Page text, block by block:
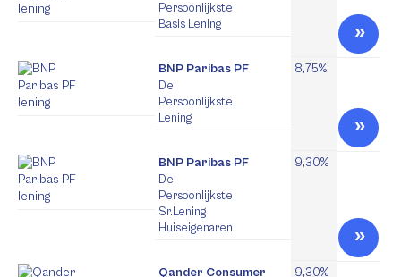
Persoonlijkste
Basis Lening
BNP Paribas PF
De
Persoonlijkste
Lening
8,75%
BNP Paribas PF
De
Persoonlijkste
Sr.Lening
Huiseigenaren
9,30%
Qander Consumer
9,30%